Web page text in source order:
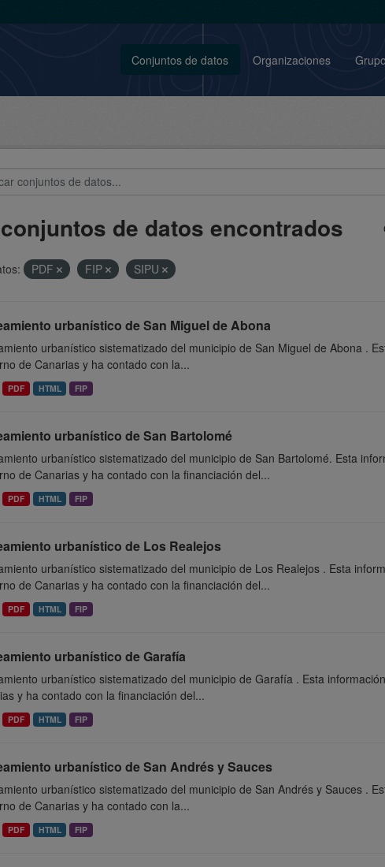
Conjuntos de datos Organizaciones
de datos encontrados
PDF FIP SIPU
urbanístico de San Miguel de Abona
urbanístico sistematizado del municipio de San Miguel de Abona .
de Canarias y ha contado con la...
PDF HTML FIP
urbanístico de San Bartolomé
urbanístico sistematizado del municipio de San Bartolomé. Esta
de Canarias y ha contado con la financiación del...
PDF HTML FIP
urbanístico de Los Realejos
urbanístico sistematizado del municipio de Los Realejos . Esta
de Canarias y ha contado con la financiación del...
PDF HTML FIP
urbanístico de Garafía
urbanístico sistematizado del municipio de Garafía . Esta
y ha contado con la financiación del...
PDF HTML FIP
urbanístico de San Andrés y Sauces
urbanístico sistematizado del municipio de San Andrés y Sauces .
de Canarias y ha contado con la...
PDF HTML FIP